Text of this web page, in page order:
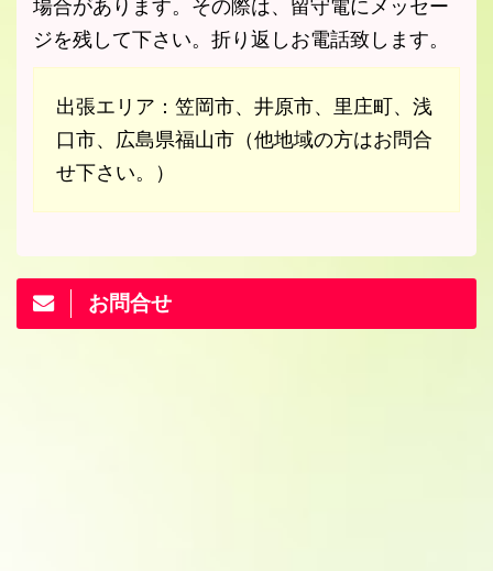
場合があります。その際は、留守電にメッセー
ジを残して下さい。折り返しお電話致します。
出張エリア：笠岡市、井原市、里庄町、浅
口市、広島県福山市（他地域の方はお問合
せ下さい。）
お問合せ